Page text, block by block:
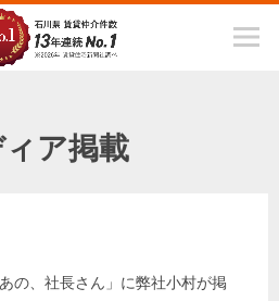
ィア掲載
の、社長さん」に弊社小村が掲